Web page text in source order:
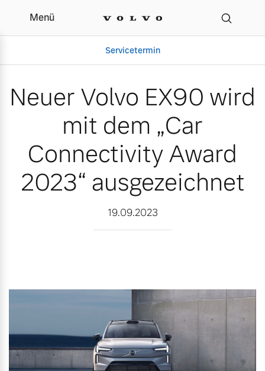
Neuer Volvo EX90
Menü
Servicetermin
Gebrauchtwagen
Aktuelle Zubehörangebote
Zubehörkatalog
Unsere News & Events
Neuer Volvo EX90 wird
mit dem „Car
Connectivity Award
2023“ ausgezeichnet
19.09.2023